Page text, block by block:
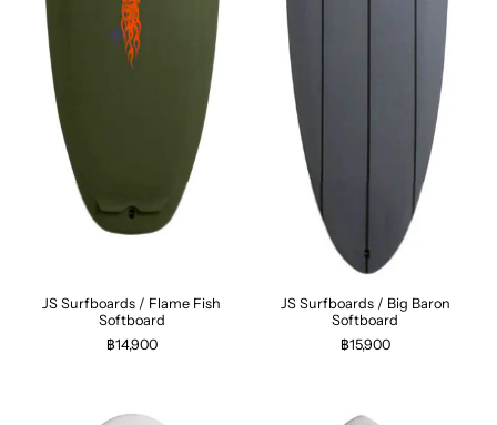
JS Surfboards / Flame Fish
Softboard
฿14,900
JS Surfboards / Big Baron
Softboard
฿15,900